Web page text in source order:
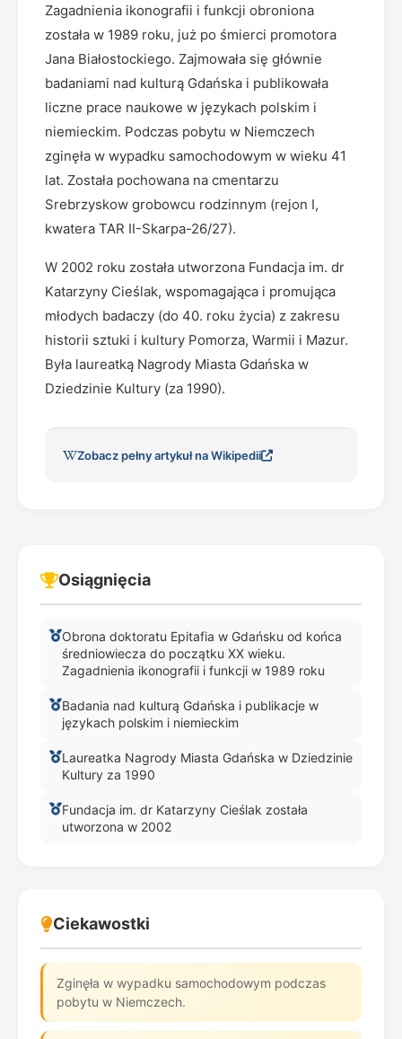
Zagadnienia ikonografii i funkcji obroniona
została w 1989 roku, już po śmierci promotora
Jana Białostockiego. Zajmowała się głównie
badaniami nad kulturą Gdańska i publikowała
liczne prace naukowe w językach polskim i
niemieckim. Podczas pobytu w Niemczech
zginęła w wypadku samochodowym w wieku 41
lat. Została pochowana na cmentarzu
Srebrzyskow grobowcu rodzinnym (rejon I,
kwatera TAR II-Skarpa-26/27).
W 2002 roku została utworzona Fundacja im. dr
Katarzyny Cieślak, wspomagająca i promująca
młodych badaczy (do 40. roku życia) z zakresu
historii sztuki i kultury Pomorza, Warmii i Mazur.
Była laureatką Nagrody Miasta Gdańska w
Dziedzinie Kultury (za 1990).
Zobacz pełny artykuł na Wikipedii
Osiągnięcia
Obrona doktoratu Epitafia w Gdańsku od końca
średniowiecza do początku XX wieku.
Zagadnienia ikonografii i funkcji w 1989 roku
Badania nad kulturą Gdańska i publikacje w
językach polskim i niemieckim
Laureatka Nagrody Miasta Gdańska w Dziedzinie
Kultury za 1990
Fundacja im. dr Katarzyny Cieślak została
utworzona w 2002
Ciekawostki
Zginęła w wypadku samochodowym podczas
pobytu w Niemczech.